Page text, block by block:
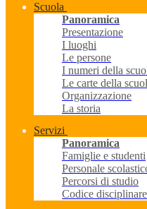
Scuola
Panoramica
Presentazione
I luoghi
Le persone
I numeri della
Le carte della
Organizzazione
La storia
Servizi
Panoramica
Famiglie e studenti
Personale
Percorsi di studio
Codice